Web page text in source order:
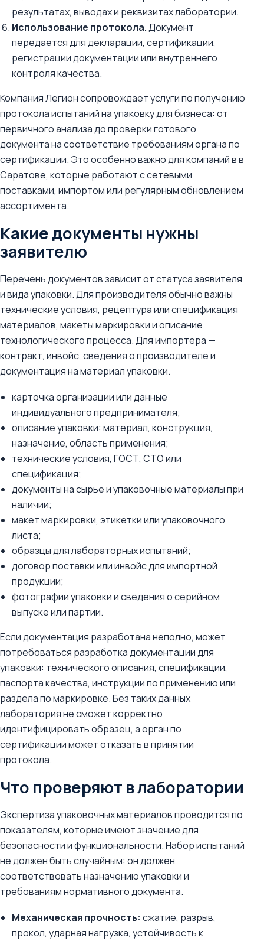
результатах, выводах и реквизитах лаборатории.
Использование протокола.Документ
передается для декларации, сертификации,
регистрации документации или внутреннего
контроля качества.
Компания Легион сопровождает услуги по получению
протокола испытаний на упаковку для бизнеса: от
первичного анализа до проверки готового
документа на соответствие требованиям органа по
сертификации. Это особенно важно для компаний в в
Саратове, которые работают с сетевыми
поставками, импортом или регулярным обновлением
ассортимента.
Какие документы нужны
заявителю
Перечень документов зависит от статуса заявителя
и вида упаковки. Для производителя обычно важны
технические условия, рецептура или спецификация
материалов, макеты маркировки и описание
технологического процесса. Для импортера —
контракт, инвойс, сведения о производителе и
документация на материал упаковки.
карточка организации или данные
индивидуального предпринимателя;
описание упаковки: материал, конструкция,
назначение, область применения;
технические условия, ГОСТ, СТО или
спецификация;
документы на сырье и упаковочные материалы при
наличии;
макет маркировки, этикетки или упаковочного
листа;
образцы для лабораторных испытаний;
договор поставки или инвойс для импортной
продукции;
фотографии упаковки и сведения о серийном
выпуске или партии.
Если документация разработана неполно, может
потребоваться разработка документации для
упаковки: технического описания, спецификации,
паспорта качества, инструкции по применению или
раздела по маркировке. Без таких данных
лаборатория не сможет корректно
идентифицировать образец, а орган по
сертификации может отказать в принятии
протокола.
Что проверяют в лаборатории
Экспертиза упаковочных материалов проводится по
показателям, которые имеют значение для
безопасности и функциональности. Набор испытаний
не должен быть случайным: он должен
соответствовать назначению упаковки и
требованиям нормативного документа.
Механическая прочность: сжатие, разрыв,
прокол, ударная нагрузка, устойчивость к